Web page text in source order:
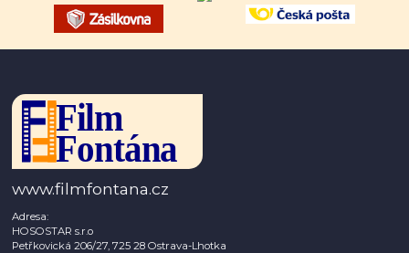
www.filmfontana.cz
Adresa:
HOSOSTAR s.r.o
Petřkovická 206/27, 725 28 Ostrava-Lhotka